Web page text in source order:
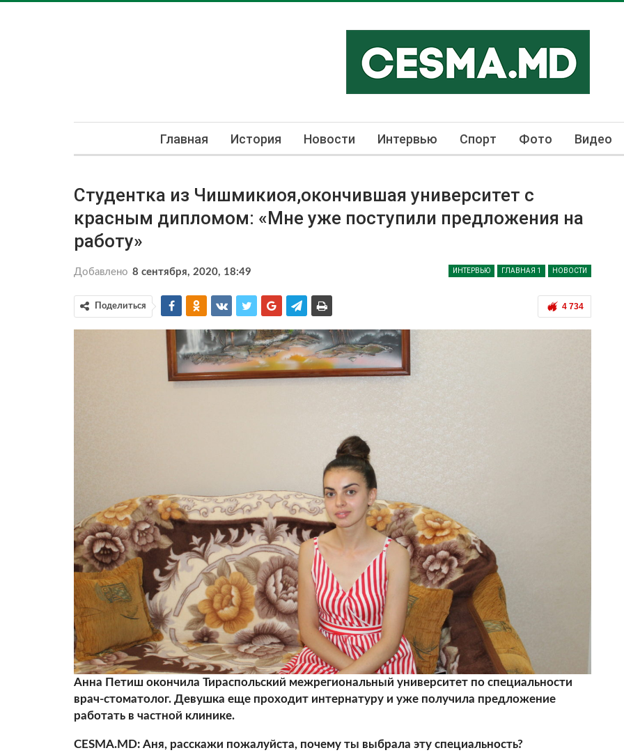
Главная История Новости Интервью Спорт Фото Видео
Студентка из Чишмикиоя,окончившая университет с
красным дипломом: «Мне уже поступили предложения на
работу»
ИНТЕРВЬЮ ГЛАВНАЯ 1 НОВОСТИ
Добавлено 8 сентября, 2020, 18:49
4 734
Поделиться
Анна Петиш окончила Тираспольский межрегиональный университет по специальности
врач-стоматолог. Девушка еще проходит интернатуру и уже получила предложение
работать в частной клинике.
CESMA.MD: Аня, расскажи пожалуйста, почему ты выбрала эту специальность?